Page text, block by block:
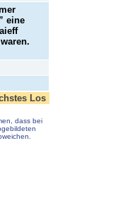
eine
Los
dass bei